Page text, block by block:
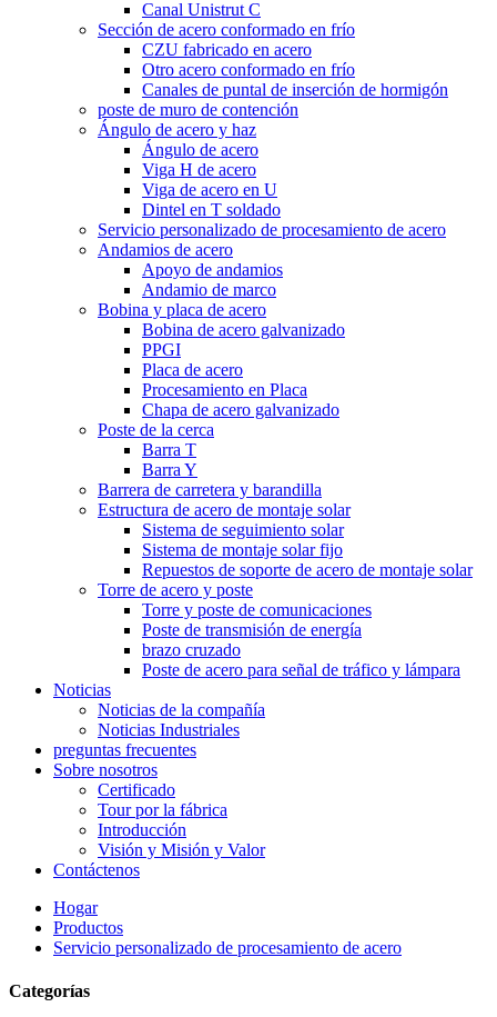
Canal Unistrut C
Sección de acero conformado en frío
CZU fabricado en acero
Otro acero conformado en frío
Canales de puntal de inserción de hormigón
poste de muro de contención
Ángulo de acero y haz
Ángulo de acero
Viga H de acero
Viga de acero en U
Dintel en T soldado
Servicio personalizado de procesamiento de acero
Andamios de acero
Apoyo de andamios
Andamio de marco
Bobina y placa de acero
Bobina de acero galvanizado
PPGI
Placa de acero
Procesamiento en Placa
Chapa de acero galvanizado
Poste de la cerca
Barra T
Barra Y
Barrera de carretera y barandilla
Estructura de acero de montaje solar
Sistema de seguimiento solar
Sistema de montaje solar fijo
Repuestos de soporte de acero de montaje solar
Torre de acero y poste
Torre y poste de comunicaciones
Poste de transmisión de energía
brazo cruzado
Poste de acero para señal de tráfico y lámpara
Noticias
Noticias de la compañía
Noticias Industriales
preguntas frecuentes
Sobre nosotros
Certificado
Tour por la fábrica
Introducción
Visión y Misión y Valor
Contáctenos
Hogar
Productos
Servicio personalizado de procesamiento de acero
Categorías